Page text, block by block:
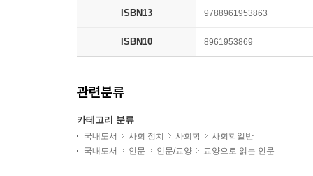
ISBN13 9788961953863
ISBN10 8961953869
관련분류
카테고리 분류
국내도서 사회 정치 사회학
사회학일반
국내도서
인문 인문/교양 교양으로 읽는 인문